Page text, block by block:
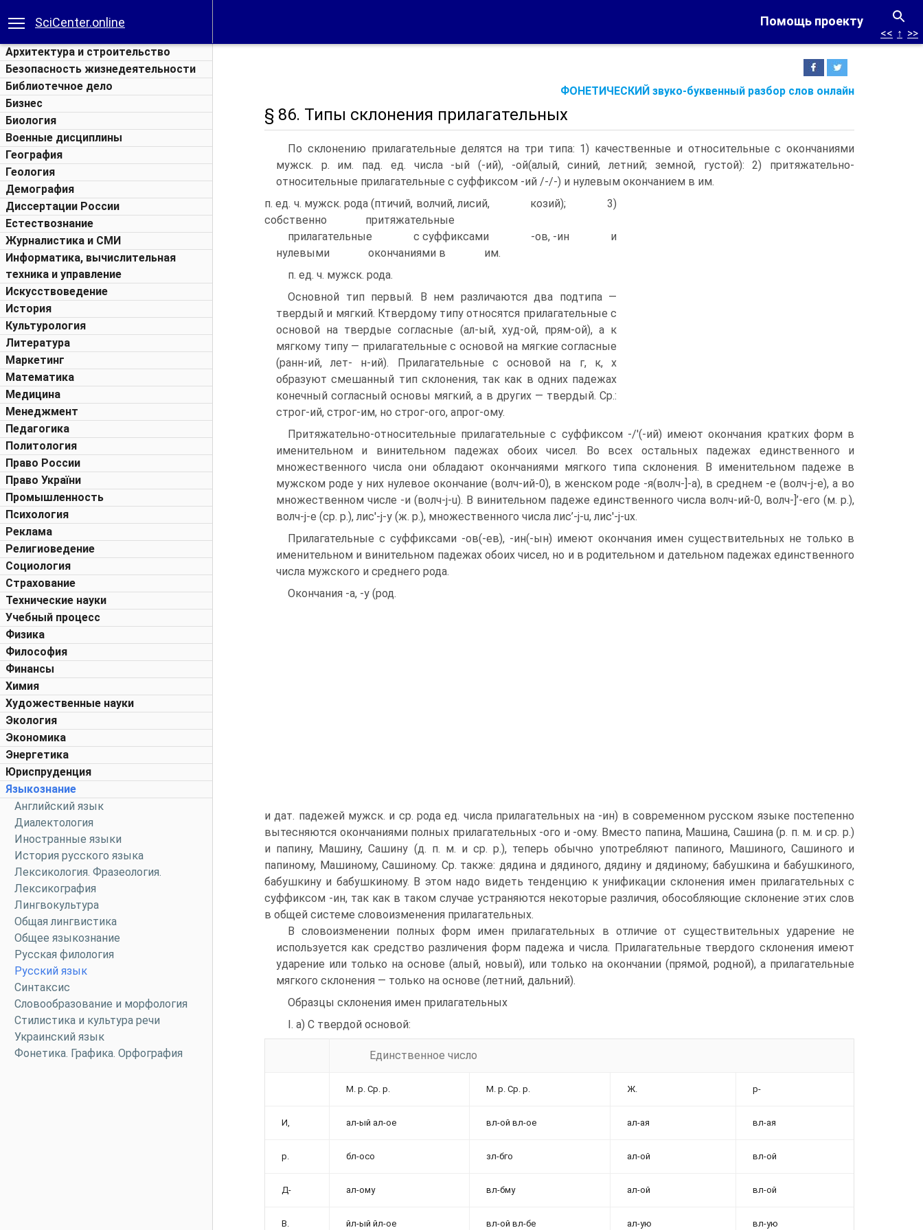
Помощь проекту
SciCenter.online
Архитектура и строительство
Безопасность жизнедеятельности
Библиотечное дело
Бизнес
Биология
Военные дисциплины
География
Геология
Демография
Диссертации России
Естествознание
Журналистика и СМИ
Информатика, вычислительная
техника и управление
Искусствоведение
История
Культурология
Литература
Маркетинг
Математика
Медицина
Менеджмент
Педагогика
Политология
Право России
Право України
Промышленность
Психология
Реклама
Религиоведение
Социология
Страхование
Технические науки
Учебный процесс
Физика
Философия
Финансы
Химия
Художественные науки
Экология
Экономика
Энергетика
Юриспруденция
Языкознание
Английский язык
Диалектология
Иностранные языки
История русского языка
Лексикология. Фразеология.
Лексикография
Лингвокультура
Общая лингвистика
Общее языкознание
Русская филология
Русский язык
Синтаксис
Словообразование и морфология
Стилистика и культура речи
Украинский язык
Фонетика. Графика. Орфография
ФОНЕТИЧЕСКИЙ звуко-буквенный разбор слов онлайн
<< ↑ >>
§ 86. Типы склонения прилагательных
По склонению прилагательные делятся на три типа: 1) качественные и относительные с окончаниями
мужск. р. им. пад. ед. числа -ый (-ий), -ой(алый, синий, летний; земной, густой): 2) притяжательно-
относительные прилагательные с суффиксом -ий /-/-) и нулевым окончанием в им.
п. ед. ч. мужск. рода (птичий, волчий, лисий, козий); 3)
собственно притяжательные
прилагательные с суффиксами -ов, -ин и
нулевыми окончаниями в им.
п. ед. ч. мужск. рода.
Основной тип первый. В нем различаются два подтипа —
твердый и мягкий. Ктвердому типу относятся прилагательные с
основой на твердые согласные (ал-ый, худ-ой, прям-ой), а к
мягкому типу — прилагательные с основой на мягкие согласные
(ранн-ий, лет- н-ий). Прилагательные с основой на г, к, х
образуют смешанный тип склонения, так как в одних падежах
конечный согласный основы мягкий, а в других — твердый. Ср.:
строг-ий, строг-им, но строг-ого, апрог-ому.
Притяжательно-относительные прилагательные с суффиксом -/'(-ий) имеют окончания кратких форм в
именительном и винительном падежах обоих чисел. Во всех остальных падежах единственного и
множественного числа они обладают окончаниями мягкого типа склонения. В именительном падеже в
мужском роде у них нулевое окончание (волч-ий-0), в женском роде -я(волч-]-а), в среднем -е (волч-j-e), а во
множественном числе -и (волч-j-u). В винительном падеже единственного числа волч-ий-0, волч-]’-его (м. р.),
волч-j-e (ср. р.), лис'-j-y (ж. р.), множественного числа лис’-j-u, лис'-j-ux.
Прилагательные с суффиксами -ов(-ев), -ин(-ын) имеют окончания имен существительных не только в
именительном и винительном падежах обоих чисел, но и в родительном и дательном падежах единственного
числа мужского и среднего рода.
Окончания -а, -у (род.
и дат. падежей мужск. и ср. рода ед. числа прилагательных на -ин) в современном русском языке постепенно
вытесняются окончаниями полных прилагательных -ого и -ому. Вместо папина, Машина, Сашина (р. п. м. и ср. р.)
и папину, Машину, Сашину (д. п. м. и ср. р.), теперь обычно употребляют папиного, Машиного, Сашиного и
папиному, Машиному, Сашиному. Ср. также: дядина и дядиного, дядину и дядиному; бабушкина и бабушкиного,
бабушкину и бабушкиному. В этом надо видеть тенденцию к унификации склонения имен прилагательных с
суффиксом -ин, так как в таком случае устраняются некоторые различия, обособляющие склонение этих слов
в общей системе словоизменения прилагательных.
В словоизменении полных форм имен прилагательных в отличие от существительных ударение не
используется как средство различения форм падежа и числа. Прилагательные твердого склонения имеют
ударение или только на основе (алый, новый), или только на окончании (прямой, родной), а прилагательные
мягкого склонения — только на основе (летний, дальний).
Образцы склонения имен прилагательных
I. а) С твердой основой:
Единственное число
М. р. Ср. р. М. р. Ср. р. Ж. р-
И, ал-ый ал-ое вл-ой вл-ое ал-ая вл-ая
р. бл-осо зл-бго ал-ой вл-ой
Д- ал-ому вл-бму ал-ой вл-ой
В. йл-ый йл-ое вл-ой вл-бе ал-ую вл-ую